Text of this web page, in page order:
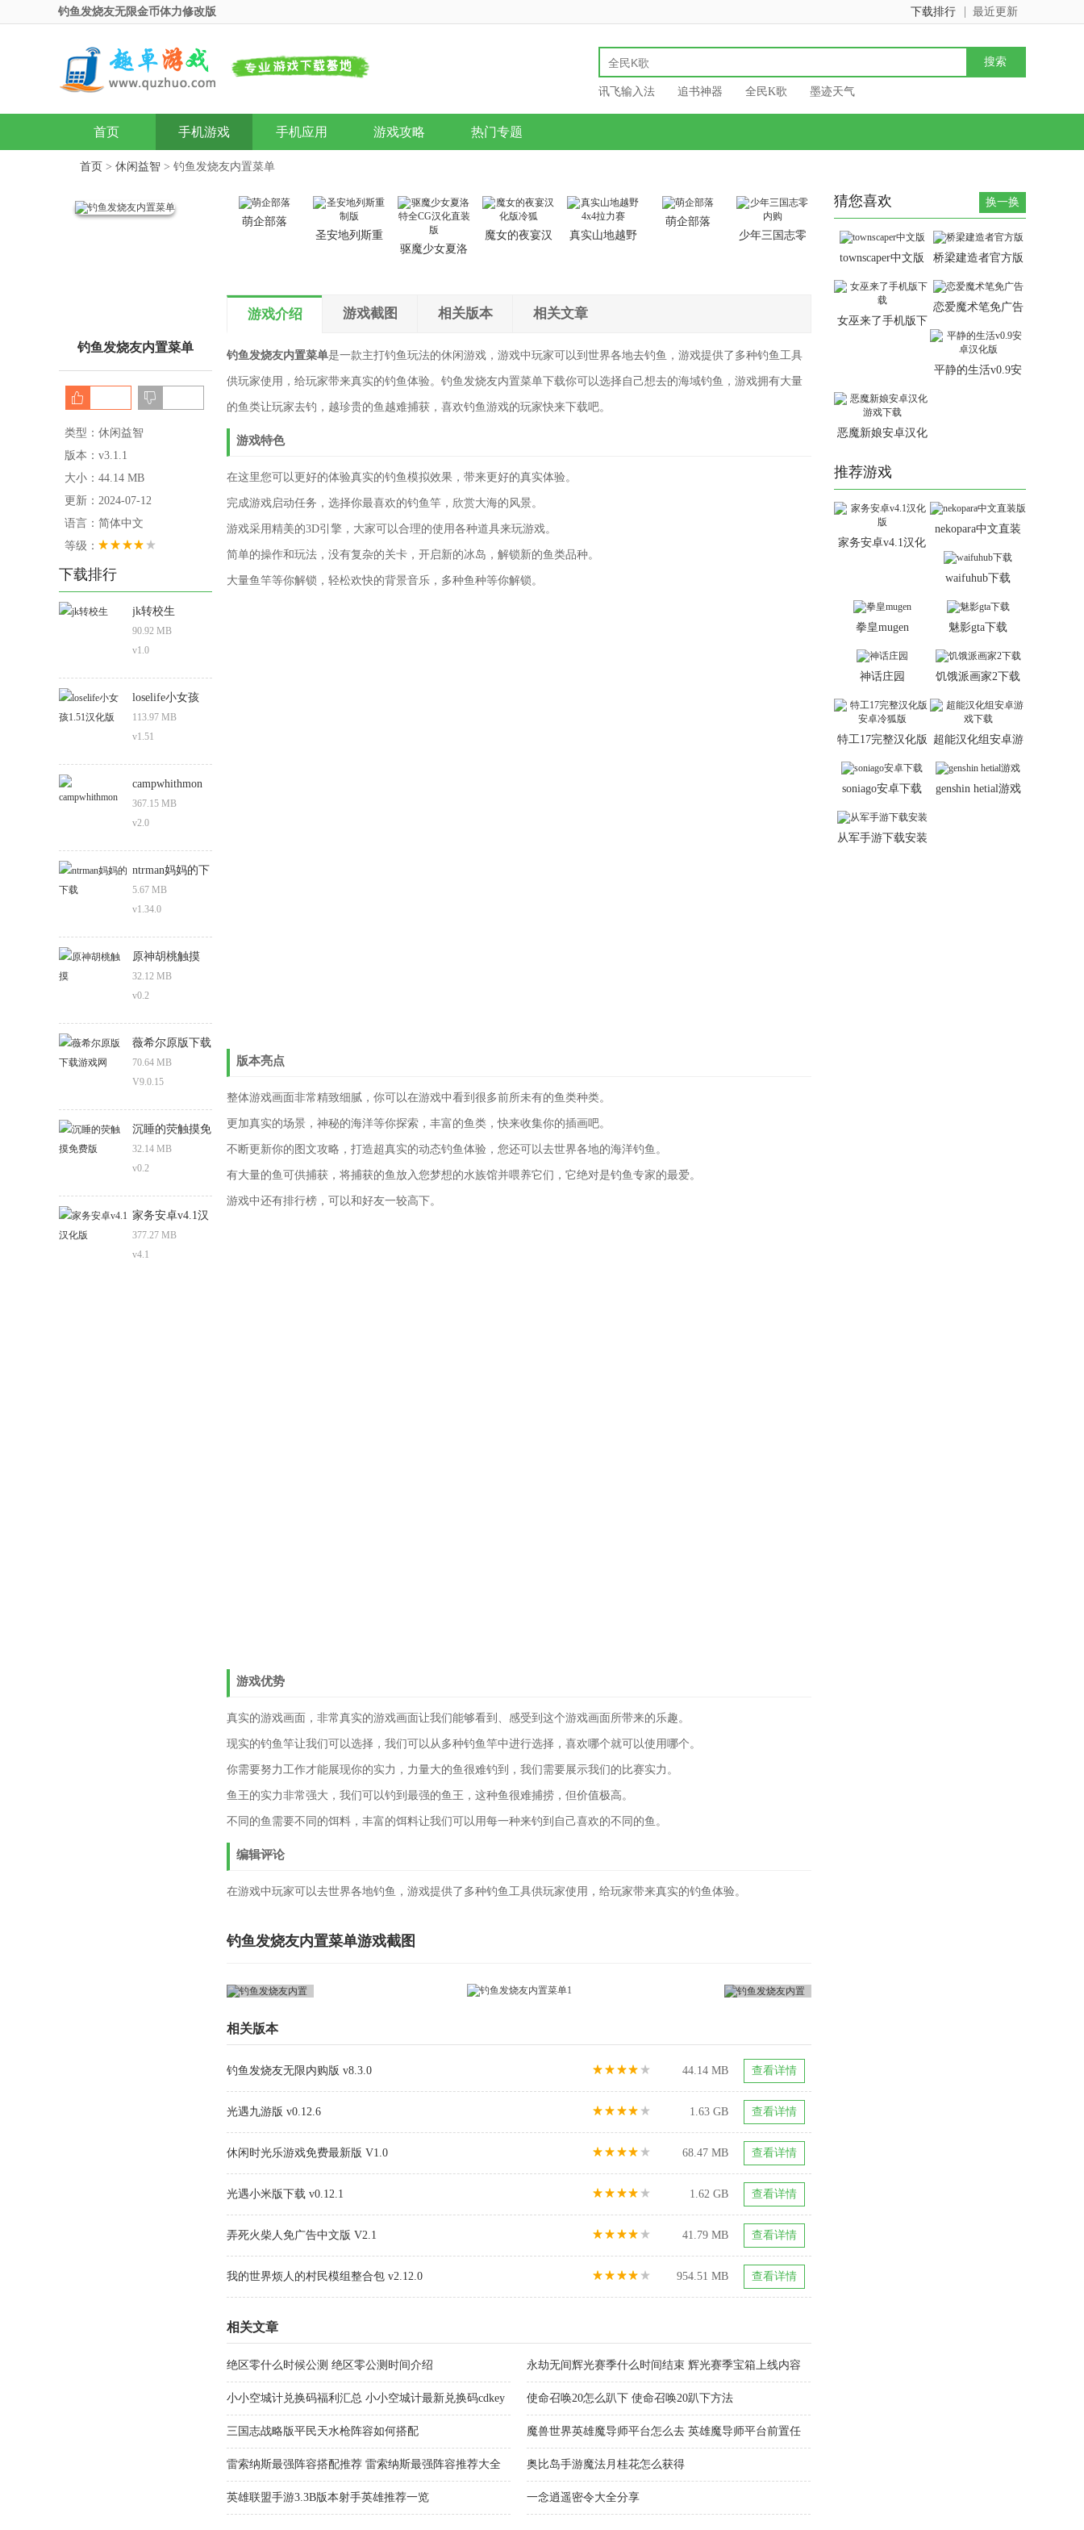
钓鱼发烧友无限金币体力修改版 最近更新
下载排行
讯飞输入法 追书神器 全民K歌 墨迹天气
首页 手机游戏 手机应用 游戏攻略 热门专题
首页 > 休闲益智 > 钓鱼发烧友内置菜单
钓鱼发烧友内置菜单
类型：休闲益智
版本：v3.1.1
大小：44.14 MB
更新：2024-07-12
语言：简体中文
等级：
下载排行
jk转校生
90.92 MB
v1.0
loselife小女孩
1.51汉化版
113.97 MB
v1.51
campwhithmon
367.15 MB
v2.0
ntrman妈妈的下
载
5.67 MB
v1.34.0
原神胡桃触摸
32.12 MB
v0.2
薇希尔原版下载
游戏网
70.64 MB
V9.0.15
沉睡的荧触摸免
费版
32.14 MB
v0.2
家务安卓v4.1汉
化版
377.27 MB
v4.1
萌企部落
圣安地列斯重
驱魔少女夏洛
魔女的夜宴汉
真实山地越野
萌企部落
少年三国志零
游戏介绍 游戏截图 相关版本 相关文章
钓鱼发烧友内置菜单是一款主打钓鱼玩法的休闲游戏，游戏中玩家可以到世界各地去钓鱼，游戏提供了多种钓鱼工具
供玩家使用，给玩家带来真实的钓鱼体验。钓鱼发烧友内置菜单下载你可以选择自己想去的海域钓鱼，游戏拥有大量
的鱼类让玩家去钓，越珍贵的鱼越难捕获，喜欢钓鱼游戏的玩家快来下载吧。
游戏特色
在这里您可以更好的体验真实的钓鱼模拟效果，带来更好的真实体验。
完成游戏启动任务，选择你最喜欢的钓鱼竿，欣赏大海的风景。
游戏采用精美的3D引擎，大家可以合理的使用各种道具来玩游戏。
简单的操作和玩法，没有复杂的关卡，开启新的冰岛，解锁新的鱼类品种。
大量鱼竿等你解锁，轻松欢快的背景音乐，多种鱼种等你解锁。
版本亮点
整体游戏画面非常精致细腻，你可以在游戏中看到很多前所未有的鱼类种类。
更加真实的场景，神秘的海洋等你探索，丰富的鱼类，快来收集你的插画吧。
不断更新你的图文攻略，打造超真实的动态钓鱼体验，您还可以去世界各地的海洋钓鱼。
有大量的鱼可供捕获，将捕获的鱼放入您梦想的水族馆并喂养它们，它绝对是钓鱼专家的最爱。
游戏中还有排行榜，可以和好友一较高下。
游戏优势
真实的游戏画面，非常真实的游戏画面让我们能够看到、感受到这个游戏画面所带来的乐趣。
现实的钓鱼竿让我们可以选择，我们可以从多种钓鱼竿中进行选择，喜欢哪个就可以使用哪个。
你需要努力工作才能展现你的实力，力量大的鱼很难钓到，我们需要展示我们的比赛实力。
鱼王的实力非常强大，我们可以钓到最强的鱼王，这种鱼很难捕捞，但价值极高。
不同的鱼需要不同的饵料，丰富的饵料让我们可以用每一种来钓到自己喜欢的不同的鱼。
编辑评论
在游戏中玩家可以去世界各地钓鱼，游戏提供了多种钓鱼工具供玩家使用，给玩家带来真实的钓鱼体验。
钓鱼发烧友内置菜单游戏截图
相关版本
钓鱼发烧友无限内购版 v8.3.0 44.14 MB 查看详情
光遇九游版 v0.12.6 1.63 GB 查看详情
休闲时光乐游戏免费最新版 V1.0 68.47 MB 查看详情
光遇小米版下载 v0.12.1 1.62 GB 查看详情
弄死火柴人免广告中文版 V2.1 41.79 MB 查看详情
我的世界烦人的村民模组整合包 v2.12.0 954.51 MB 查看详情
相关文章
绝区零什么时候公测 绝区零公测时间介绍 永劫无间辉光赛季什么时间结束 辉光赛季宝箱上线内容
小小空城计兑换码福利汇总 小小空城计最新兑换码cdkey
一览
使命召唤20怎么趴下 使命召唤20趴下方法
三国志战略版平民天水枪阵容如何搭配 魔兽世界英雄魔导师平台怎么去 英雄魔导师平台前置任
务完成攻略
雷索纳斯最强阵容搭配推荐 雷索纳斯最强阵容推荐大全
攻略
奥比岛手游魔法月桂花怎么获得
英雄联盟手游3.3B版本射手英雄推荐一览 一念逍遥密令大全分享
猜您喜欢 换一换
townscaper中文版 桥梁建造者官方版
女巫来了手机版下
恋爱魔术笔免广告
平静的生活v0.9安
恶魔新娘安卓汉化
推荐游戏
家务安卓v4.1汉化
nekopara中文直装
waifuhub下载
拳皇mugen 魅影gta下载
神话庄园 饥饿派画家2下载
特工17完整汉化版
超能汉化组安卓游
soniago安卓下载 genshin hetial游戏
从军手游下载安装